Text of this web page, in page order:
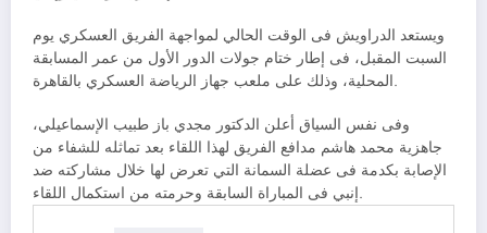
ويستعد الدراويش فى الوقت الحالي لمواجهة الفريق العسكري يوم
السبت المقبل، فى إطار ختام جولات الدور الأول من عمر المسابقة
المحلية، وذلك على ملعب جهاز الرياضة العسكري بالقاهرة.
وفى نفس السياق أعلن الدكتور مجدي باز طبيب الإسماعيلي،
جاهزية محمد هاشم مدافع الفريق لهذا اللقاء بعد تماثله للشفاء من
الإصابة بكدمة فى عضلة السمانة التي تعرض لها خلال مشاركته ضد
إنبي فى المباراة السابقة وحرمته من استكمال اللقاء.